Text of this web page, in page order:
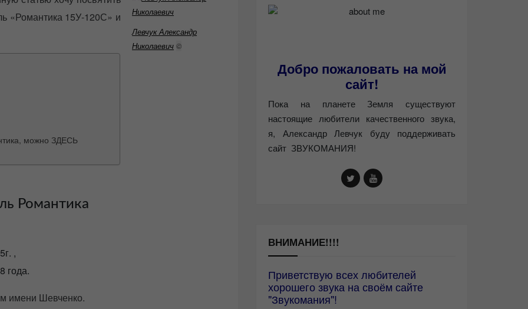
Левчук Александр
Николаевич ©
«Романтика 15У-120С» и
можно ЗДЕСЬ
Романтика
,
года.
имени Шевченко.
Добро пожаловать на мой
сайт!
Пока на планете Земля существуют
настоящие любители качественного звука,
я, Александр Левчук буду поддерживать
сайт ЗВУКОМАНИЯ!
ВНИМАНИЕ!!!!
Приветствую всех любителей
хорошего звука на своём сайте
"Звукомания"!